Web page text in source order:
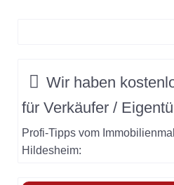
Wir haben
für Verkäufer /
Profi-Tipps vom
Hildesheim: